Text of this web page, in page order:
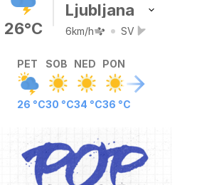
26°C
Ljubljana
6km/h SV
PET
26 °C
SOB
30 °C
NED
34 °C
PON
36 °C